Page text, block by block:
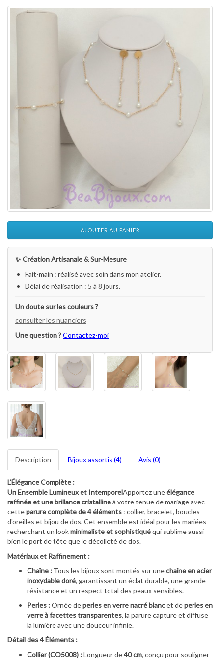
AJOUTER AU PANIER
✨ Création Artisanale & Sur-Mesure
Fait-main : réalisé avec soin dans mon atelier.
Délai de réalisation : 5 à 8 jours.
Un doute sur les couleurs ?
consulter les nuanciers
Une question ?Contactez-moi
Description Bijoux assortis (4) Avis (0)
L'Élégance Complète :
Un Ensemble Lumineux et IntemporelApportez uneélégance
raffinée et une brillance cristallineà votre tenue de mariage avec
cetteparure complète de 4 éléments : collier, bracelet, boucles
d'oreilles et bijou de dos. Cet ensemble est idéal pour les mariées
recherchant un lookminimaliste et sophistiquéqui sublime aussi
bien le port de tête que le décolleté de dos.
Matériaux et Raffinement :
Chaîne : Tous les bijoux sont montés sur unechaîne en acier
inoxydable doré, garantissant un éclat durable, une grande
résistance et un respect total des peaux sensibles.
Perles :Ornée deperles en verre nacré blancet deperles en
verre à facettes transparentes, la parure capture et diffuse
la lumière avec une douceur infinie.
Détail des 4 Éléments :
Collier (CO5008) :Longueur de40 cm, conçu pour souligner